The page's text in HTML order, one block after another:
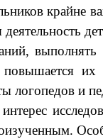
крайне
повышается
логопедов и